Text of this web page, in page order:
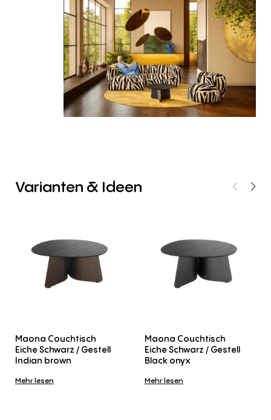
Varianten & Ideen
Maona Couchtisch
Eiche Schwarz / Gestell
Indian brown
Mehr lesen
Maona Couchtisch
Eiche Schwarz / Gestell
Black onyx
Mehr lesen